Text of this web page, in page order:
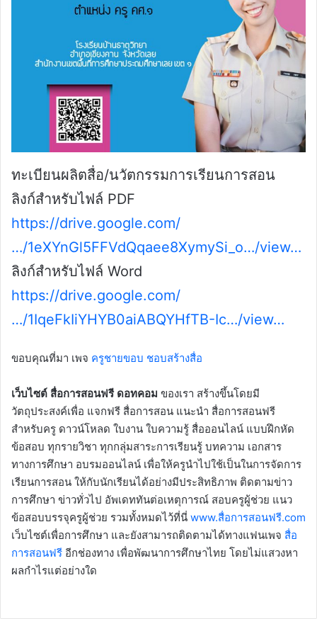
ทะเบียนผลิตสื่อ/นวัตกรรมการเรียนการสอน
ลิงก์สำหรับไฟล์ PDF
https://drive.google.com/
…/1eXYnGl5FFVdQqaee8XymySi_o…/view…
ลิงก์สำหรับไฟล์ Word
https://drive.google.com/
…/1IqeFkIiYHYB0aiABQYHfTB-Ic…/view…
ขอบคุณที่มา เพจ ครูชายขอบ ชอบสร้างสื่อ
เว็บไซต์ สื่อการสอนฟรี ดอทคอม ของเรา สร้างขึ้นโดยมี
วัตถุประสงค์เพื่อ แจกฟรี สื่อการสอน แนะนำ สื่อการสอนฟรี
สำหรับครู ดาวน์โหลด ใบงาน ใบความรู้ สื่อออนไลน์ แบบฝึกหัด
ข้อสอบ ทุกรายวิชา ทุกกลุ่มสาระการเรียนรู้ บทความ เอกสาร
ทางการศึกษา อบรมออนไลน์ เพื่อให้ครูนำไปใช้เป็นในการจัดการ
เรียนการสอน ให้กับนักเรียนได้อย่างมีประสิทธิภาพ ติดตามข่าว
การศึกษา ข่าวทั่วไป อัพเดททันต่อเหตุการณ์ สอบครูผู้ช่วย แนว
ข้อสอบบรรจุครูผู้ช่วย รวมทั้งหมดไว้ที่นี่ www.สื่อการสอนฟรี.com
เว็บไซต์เพื่อการศึกษา และยังสามารถติดตามได้ทางแฟนเพจ สื่อ
การสอนฟรี อีกช่องทาง เพื่อพัฒนาการศึกษาไทย โดยไม่แสวงหา
ผลกำไรแต่อย่างใด